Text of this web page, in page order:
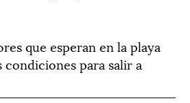
que esperan en la playa
condiciones para salir a